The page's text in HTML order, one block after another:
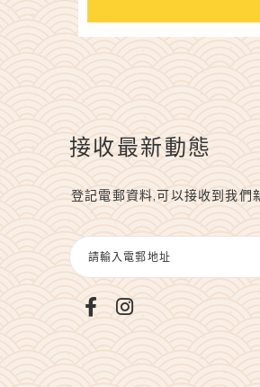
接收最新動態
登記電郵資料,可以接收到我們